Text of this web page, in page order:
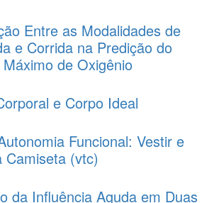
Entre as Modalidades de
e Corrida na Predição do
de Oxigênio
e Corpo Ideal
Funcional: Vestir e
Camiseta (vtc)
da Influência Aguda em Duas